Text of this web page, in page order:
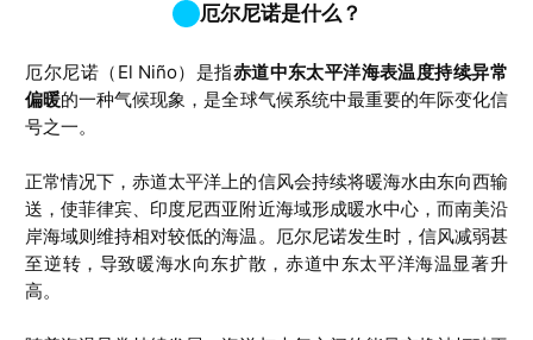
厄尔尼诺是什么？
厄尔尼诺（El Niño）是指赤道中东太平洋海表温度持续异常
偏暖的一种气候现象，是全球气候系统中最重要的年际变化信
号之一。
正常情况下，赤道太平洋上的信风会持续将暖海水由东向西输
送，使菲律宾、印度尼西亚附近海域形成暖水中心，而南美沿
岸海域则维持相对较低的海温。厄尔尼诺发生时，信风减弱甚
至逆转，导致暖海水向东扩散，赤道中东太平洋海温显著升
高。